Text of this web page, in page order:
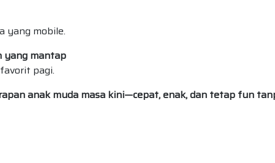
yang mobile.
yang mantap
pagi.
anak muda masa kini—cepat, enak, dan tetap fun